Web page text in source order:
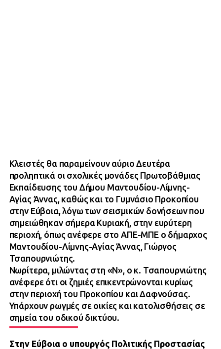
Κλειστές θα παραμείνουν αύριο Δευτέρα
προληπτικά οι σχολικές μονάδες Πρωτοβάθμιας
Εκπαίδευσης του Δήμου Μαντουδίου-Λίμνης-
Αγίας Άννας, καθώς και το Γυμνάσιο Προκοπίου
στην Εύβοια, λόγω των σεισμικών δονήσεων που
σημειώθηκαν σήμερα Κυριακή, στην ευρύτερη
περιοχή, όπως ανέφερε στο ΑΠΕ-ΜΠΕ ο δήμαρχος
Μαντουδίου-Λίμνης-Αγίας Άννας, Γιώργος
Τσαπουρνιώτης.
Νωρίτερα, μιλώντας στη «Ν», ο κ. Τσαπουρνιώτης
ανέφερε ότι οι ζημιές επικεντρώνονται κυρίως
στην περιοχή του Προκοπίου και Δαφνούσας.
Υπάρχουν ρωγμές σε οικίες και κατολισθήσεις σε
σημεία του οδικού δικτύου.
Στην Εύβοια ο υπουργός Πολιτικής Προστασίας